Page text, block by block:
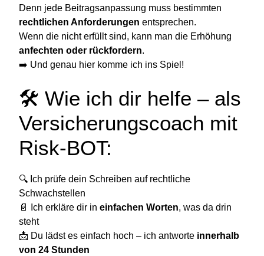
Denn jede Beitragsanpassung muss bestimmten
rechtlichen Anforderungen entsprechen.
Wenn die nicht erfüllt sind, kann man die Erhöhung
anfechten oder rückfordern.
➡️ Und genau hier komme ich ins Spiel!
🛠 Wie ich dir helfe – als
Versicherungscoach mit
Risk-BOT:
🔍 Ich prüfe dein Schreiben auf rechtliche
Schwachstellen
📄 Ich erkläre dir in einfachen Worten, was da drin
steht
📩 Du lädst es einfach hoch – ich antworte innerhalb
von 24 Stunden